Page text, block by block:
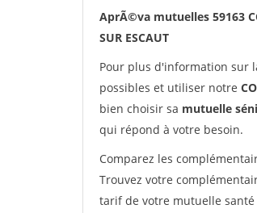
AprÃ©va mutuelles 59163
SUR ESCAUT
Pour plus d'information sur
possibles et utiliser notre
bien choisir sa mutuelle
qui répond à votre besoin.
Comparez les
Trouvez votre
tarif de votre mutuelle santé